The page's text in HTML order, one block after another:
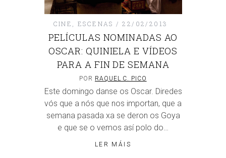
CINE ,ESCENAS 22/02/2013
PELÍCULAS NOMINADAS AO
OSCAR: QUINIELA E VÍDEOS
PARA A FIN DE SEMANA
POR RAQUEL C. PICO
Este domingo danse os Oscar. Diredes
vós que a nós que nos importan, que a
semana pasada xa se deron os Goya
e que se o vemos así polo do…
LER MÁIS